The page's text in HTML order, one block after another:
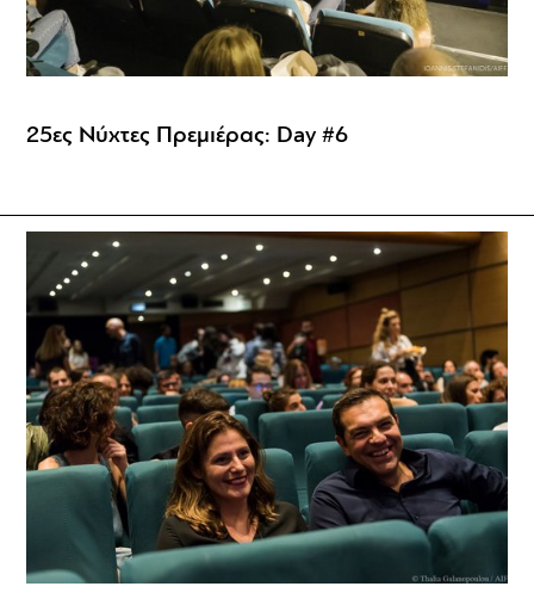
25ες Νύχτες Πρεμιέρας: Day #6